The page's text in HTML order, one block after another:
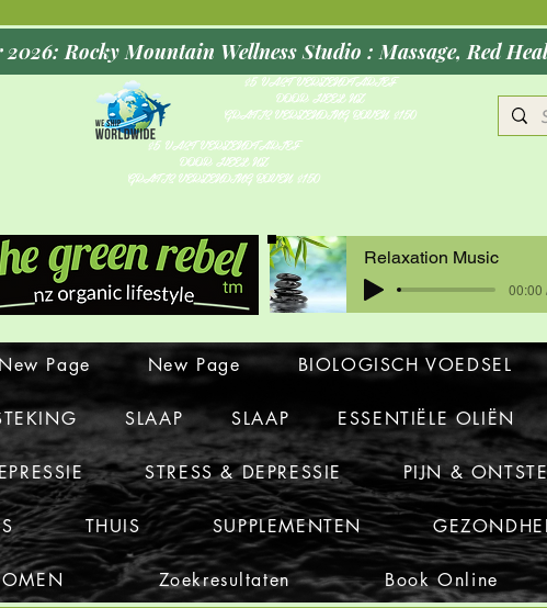
Opening
$5 VAST VERZENDTARIEF
DOOR HEEL NZ
GRATIS VERZENDING BOVEN $150
$5 VAST VERZENDTARIEF
DOOR HEEL NZ
GRATIS VERZENDING BOVEN $150
Relaxation Music
00:00
Page New Page BIOLOGISCH VOEDSEL
SLAAP SLAAP ESSENTIËLE OLIËN
STRESS & DEPRESSIE PIJN &
THUIS SUPPLEMENTEN
Zoekresultaten Book Online